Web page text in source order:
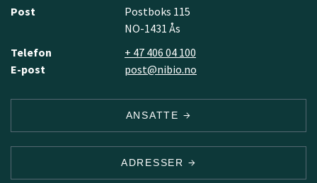
Post
Postboks 115
NO-1431 Ås
Telefon
+ 47 406 04 100
E-post
post@nibio.no
ANSATTE
ADRESSER